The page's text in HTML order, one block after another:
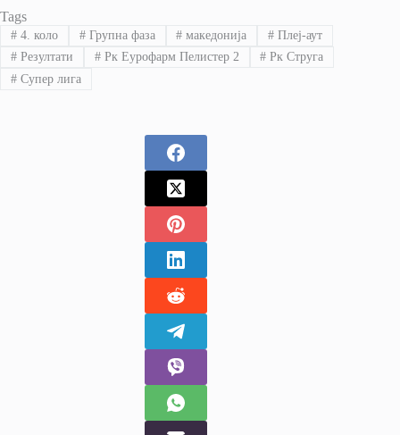
Tags
#4. коло #Групна фаза # македонија # Плеј-аут
#Резултати #Рк Еурофарм Пелистер 2 # Рк Струга
#Супер лига